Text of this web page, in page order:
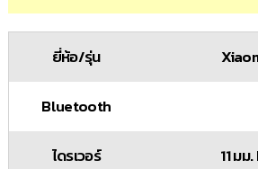
ยี่ห้อ/รุ่น
Bluetooth
ไดรเวอร์ 11 ม